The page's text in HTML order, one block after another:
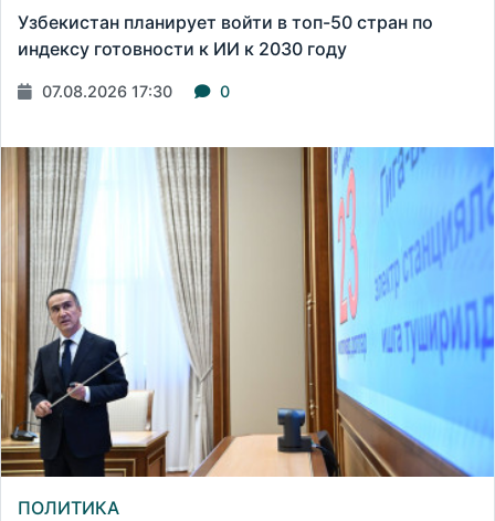
Узбекистан планирует войти в топ-50 стран по
индексу готовности к ИИ к 2030 году
07.08.2026 17:30 0
ПОЛИТИКА